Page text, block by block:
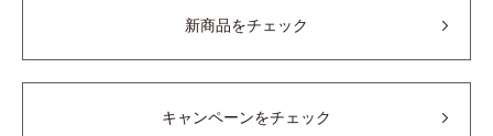
新商品をチェック
キャンペーンをチェック